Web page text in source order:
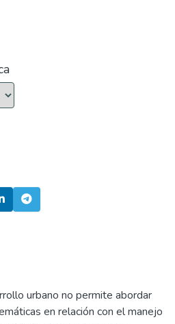
urbano no permite abordar
en relación con el manejo